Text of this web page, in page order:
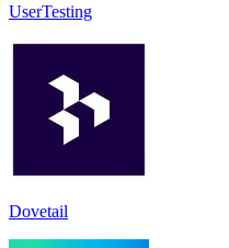
UserTesting
Dovetail